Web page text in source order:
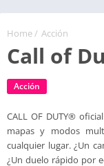
Home/ Acción
Call of
Acción
CALL OF DUTY®
mapas y modos
cualquier lugar. ¿Un
¿Un duelo rápido por